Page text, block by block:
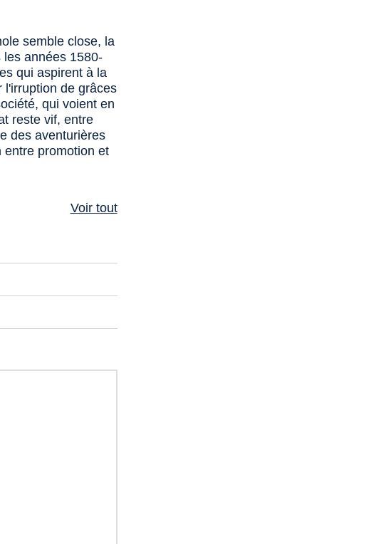
semble close, la
années 1580-
qui aspirent à la
l'irruption de grâces
qui voient en
reste vif, entre
des aventurières
entre promotion et
Voir tout